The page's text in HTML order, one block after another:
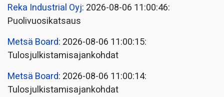
Reka Industrial Oyj: 2026-08-06 11:00:46:
Puolivuosikatsaus
Metsä Board: 2026-08-06 11:00:15:
Tulosjulkistamisajankohdat
Metsä Board: 2026-08-06 11:00:14:
Tulosjulkistamisajankohdat